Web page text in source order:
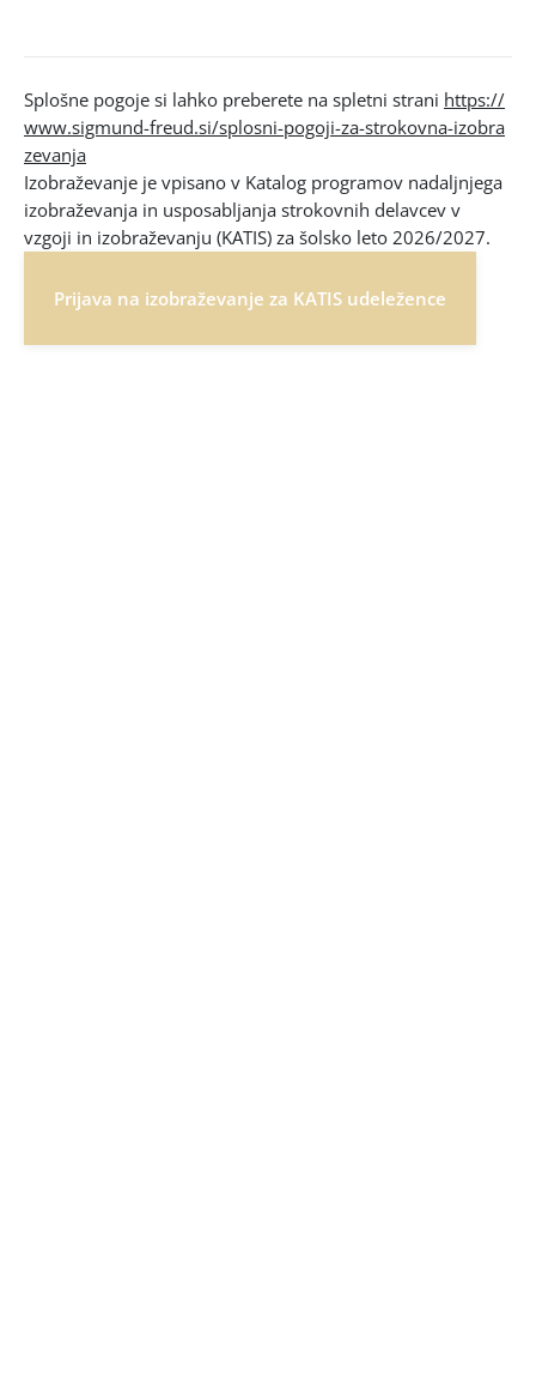
Splošne pogoje si lahko preberete na spletni strani https://
www.sigmund-freud.si/splosni-pogoji-za-strokovna-izobra
zevanja
Izobraževanje je vpisano v Katalog programov nadaljnjega
izobraževanja in usposabljanja strokovnih delavcev v
vzgoji in izobraževanju (KATIS) za šolsko leto 2026/2027.
Prijava na izobraževanje za KATIS udeležence